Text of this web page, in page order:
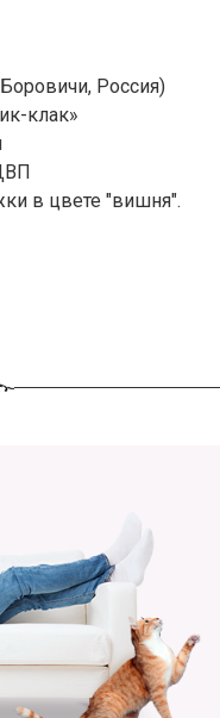
Россия)
клак»
в цвете "вишня".